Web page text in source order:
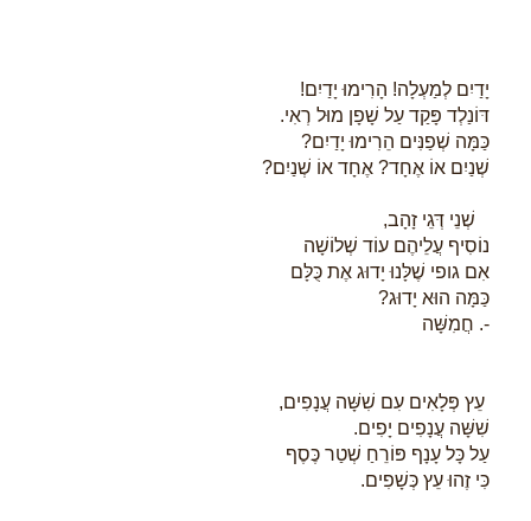
יָדַיִם לְמַעְלָה! הָרִימוּ יָדַיִם!
דּוֹנַלְד פָּקַד עַל שָׁפָן מוּל רְאִי.
כַּמָּה שְׁפַנִּים הֵרִימוּ יָדַיִם?
שְׁנַיִם אוֹ אֶחָד? אֶחָד אוֹ שְׁנַיִם?
שְׁנֵי דְּגֵי זָהָב,
נוֹסִיף עֲלֵיהֶם עוֹד שְׁלוֹשָׁה
אִם גופי שֶׁלָּנוּ יָדוּג אֶת כֻּלָּם
כַּמָּה הוּא יָדוּג?
-. חֲמִשָּׁה
עֵץ פְּלָאִים עִם שִׁשָּׁה עֲנָפִים,
שִׁשָּׁה עֲנָפִים יָפִים.
עַל כָּל עָנָף פּוֹרֵחַ שְׁטַר כֶּסֶף
כִּי זֶהוּ עֵץ כְּשָׁפִים.